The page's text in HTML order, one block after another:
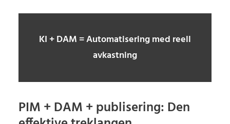
KI + DAM = Automatisering med reell
avkastning
PIM + DAM + publisering: Den